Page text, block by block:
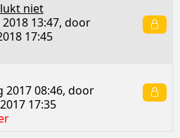
niet
13:47, door
17:45
2017 08:46, door
17:35